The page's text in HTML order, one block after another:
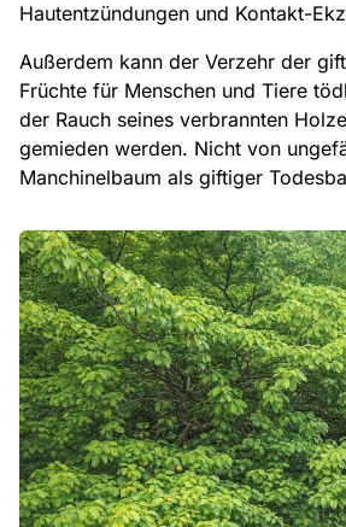
Hautentzündungen und Kontakt-
Außerdem kann der Verzehr der
Früchte für Menschen und Tiere
der Rauch seines verbrannten
gemieden werden. Nicht von
Manchinelbaum als giftiger